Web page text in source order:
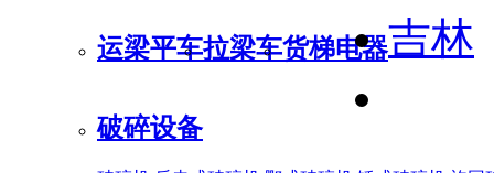
运梁平车拉梁车货梯电器
破碎设备
吉林